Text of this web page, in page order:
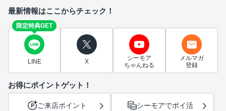
最新情報はここからチェック！
限定特典GET
LINE X
シーモア
ちゃんねる
メルマガ
登録
お得にポイントゲット！
ご来店ポイント シーモアでポイ活